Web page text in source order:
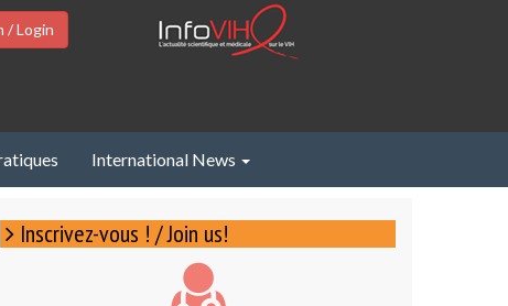
Login
International News
Inscrivez-vous ! / Join us!